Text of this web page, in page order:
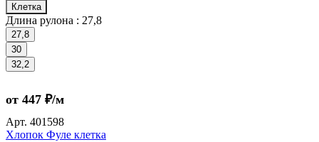
Клетка
Длина рулона : 27,8
27,8
30
32,2
от 447 ₽/м
Арт. 401598
Хлопок Фуле клетка